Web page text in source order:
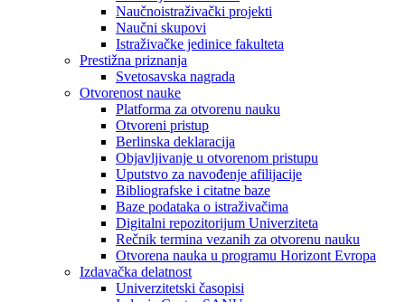
Naučnoistraživački projekti
Naučni skupovi
Istraživačke jedinice fakulteta
Prestižna priznanja
Svetosavska nagrada
Otvorenost nauke
Platforma za otvorenu nauku
Otvoreni pristup
Berlinska deklaracija
Objavljivanje u otvorenom pristupu
Uputstvo za navođenje afilijacije
Bibliografske i citatne baze
Baze podataka o istraživačima
Digitalni repozitorijum Univerziteta
Rečnik termina vezanih za otvorenu nauku
Otvorena nauka u programu Horizont Evropa
Izdavačka delatnost
Univerzitetski časopisi